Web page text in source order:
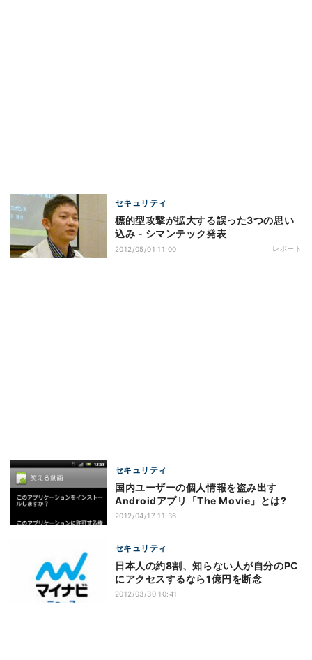
セキュリティ
標的型攻撃が拡大する誤った3つの思い
込み - シマンテック発表
2012/05/01 11:00 レポート
セキュリティ
国内ユーザーの個人情報を盗み出す
Androidアプリ「The Movie」とは?
2012/04/17 11:36
セキュリティ
日本人の約8割、知らない人が自分のPC
にアクセスするなら1億円を断念
2012/03/30 10:41